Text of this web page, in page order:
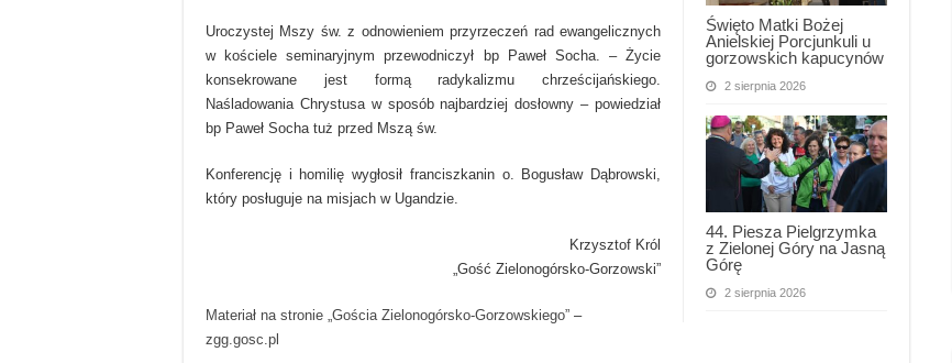
Święto Matki Bożej
Anielskiej Porcjunkuli u
gorzowskich kapucynów
2 sierpnia 2026
44. Piesza Pielgrzymka
z Zielonej Góry na Jasną
Górę
2 sierpnia 2026
Uroczystej Mszy św. z odnowieniem przyrzeczeń rad ewangelicznych
w kościele seminaryjnym przewodniczył bp Paweł Socha. – Życie
konsekrowane jest formą radykalizmu chrześcijańskiego.
Naśladowania Chrystusa w sposób najbardziej dosłowny – powiedział
bp Paweł Socha tuż przed Mszą św.
Konferencję i homilię wygłosił franciszkanin o. Bogusław Dąbrowski,
który posługuje na misjach w Ugandzie.
Krzysztof Król
„Gość Zielonogórsko-Gorzowski”
Materiał na stronie „Gościa Zielonogórsko-Gorzowskiego” –
zgg.gosc.pl